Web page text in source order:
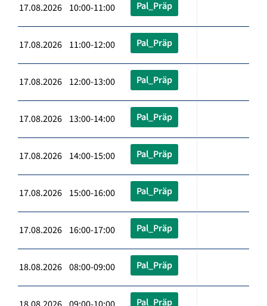
17.08.2026 10:00-11:00 Pal_Präp
17.08.2026 11:00-12:00 Pal_Präp
17.08.2026 12:00-13:00 Pal_Präp
17.08.2026 13:00-14:00 Pal_Präp
17.08.2026 14:00-15:00 Pal_Präp
17.08.2026 15:00-16:00 Pal_Präp
17.08.2026 16:00-17:00 Pal_Präp
18.08.2026 08:00-09:00 Pal_Präp
Pal_Präp